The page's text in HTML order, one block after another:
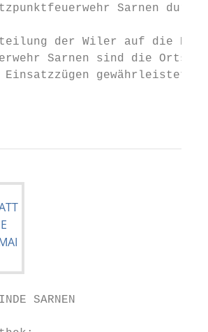
Sarnen
der Wiler auf die
Sarnen sind die
Einsatzzügen
SARNEN